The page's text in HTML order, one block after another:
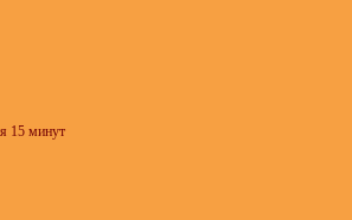
15 минут